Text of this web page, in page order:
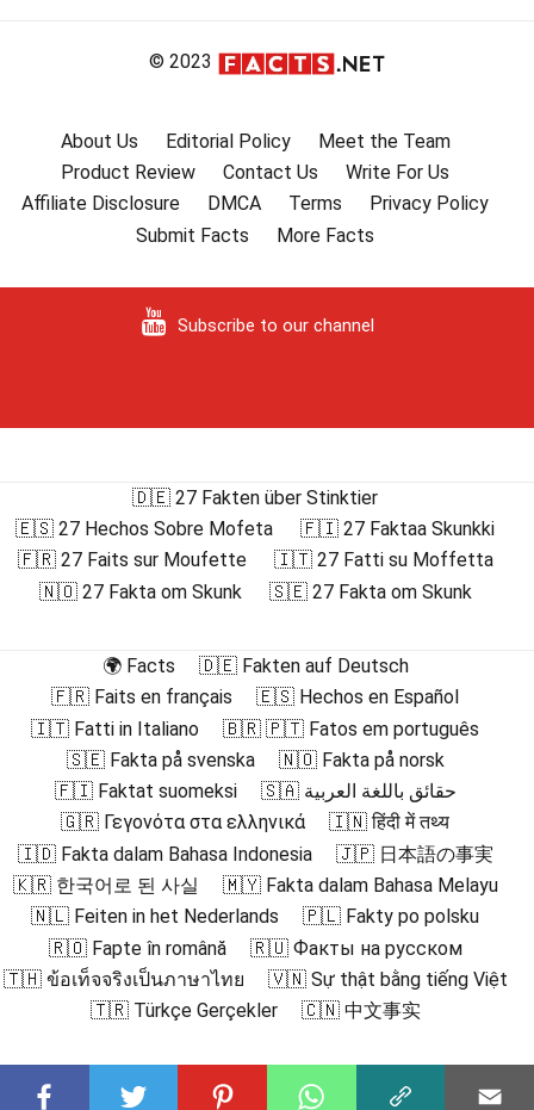
© 2023
About Us Editorial Policy
Meet the Team
Product Review
Contact Us
Write For Us
Affiliate Disclosure
DMCA Terms
Privacy Policy
Submit Facts
More Facts
Subscribe to our channel
🇩🇪 27 Fakten über Stinktier
🇪🇸 27 Hechos Sobre Mofeta
🇫🇮 27 Faktaa Skunkki
🇫🇷 27 Faits sur Moufette
🇮🇹 27 Fatti su Moffetta
🇳🇴 27 Fakta om Skunk
🇸🇪 27 Fakta om Skunk
🌍 Facts
🇩🇪 Fakten auf Deutsch
🇫🇷 Faits en français
🇪🇸 Hechos en Español
🇮🇹 Fatti in Italiano
🇧🇷 🇵🇹 Fatos em português
🇸🇪 Fakta på svenska
🇳🇴 Fakta på norsk
🇫🇮 Faktat suomeksi
🇸🇦 حقائق باللغة العربية
🇬🇷 Γεγονότα στα ελληνικά
🇮🇳 हिंदी में तथ्य
🇮🇩 Fakta dalam Bahasa Indonesia
🇯🇵 日本語の事実
🇰🇷 한국어로 된 사실
🇲🇾 Fakta dalam Bahasa Melayu
🇳🇱 Feiten in het Nederlands
🇵🇱 Fakty po polsku
🇷🇴 Fapte în română
🇷🇺 Факты на русском
🇹🇭 ข้อเท็จจริงเป็นภาษาไทย
🇻🇳 Sự thật bằng tiếng Việt
🇹🇷 Türkçe Gerçekler
🇨🇳 中文事实